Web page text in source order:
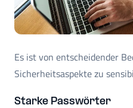
Es ist von entscheidender
Sicherheitsaspekte zu
Starke Passwörter